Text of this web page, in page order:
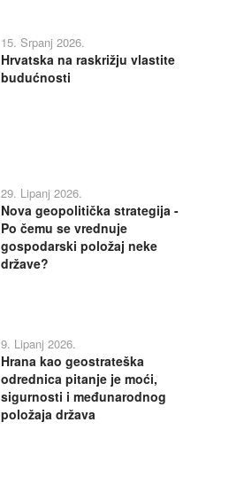
15. Srpanj 2026.
Hrvatska na raskrižju vlastite
budućnosti
29. Lipanj 2026.
Nova geopolitička strategija -
Po čemu se vrednuje
gospodarski položaj neke
države?
9. Lipanj 2026.
Hrana kao geostrateška
odrednica pitanje je moći,
sigurnosti i međunarodnog
položaja država